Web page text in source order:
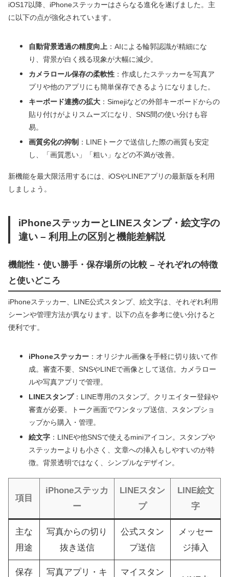
iOS17以降、iPhoneステッカーはさらなる進化を遂げました。主
に以下の点が強化されています。
自動背景透過の精度向上 ：AIによる輪郭認識が精細にな
り、背景が白く残る現象が大幅に減少。
カメラロール保存の柔軟性 ：作成したステッカーを写真ア
プリや他のアプリにも簡単保存できるようになりました。
キーボード連携の拡大 ：Simejiなどの外部キーボードからの
貼り付けがよりスムーズになり、SNS間の使い分けも容
易。
画質劣化の抑制 ：LINEトークで送信した際の画質も安定
し、「画質悪い」「粗い」などの不満が改善。
新機能を最大限活用するには、iOSやLINEアプリの最新版を利用
しましょう。
iPhoneステッカーとLINEスタンプ・絵文字の
違い – 利用上の区別と機能差解説
機能性・使い勝手・保存場所の比較 – それぞれの特徴
と使いどころ
iPhoneステッカー、LINE公式スタンプ、絵文字は、それぞれ利用
シーンや管理方法が異なります。以下の点を参考に使い分けると
便利です。
iPhoneステッカー ：オリジナル画像を手軽に切り抜いて作
成。審査不要、SNSやLINEで画像として送信。カメラロー
ルや写真アプリで管理。
LINEスタンプ：LINE専用のスタンプ。クリエイター登録や
審査が必要。トーク画面でワンタップ送信、スタンプショ
ップから購入・管理。
絵文字 ：LINEや他SNSで使えるminiアイコン。スタンプや
ステッカーよりも小さく、文章への挿入もしやすいのが特
徴。背景透明ではなく、シンプルなデザイン。
項目
iPhoneステッカ
ー
LINEスタン
プ
LINE絵文
字
主な
用途
写真からの切り
抜き送信
公式スタン
プ送信
メッセー
ジ挿入
保存
写真アプリ・キ
マイスタン